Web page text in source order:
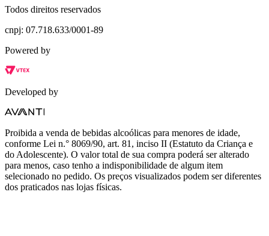
Todos direitos reservados
cnpj: 07.718.633/0001-89
Powered by
Developed by
Proibida a venda de bebidas alcoólicas para menores de idade,
conforme Lei n.° 8069/90, art. 81, inciso II (Estatuto da Criança e
do Adolescente). O valor total de sua compra poderá ser alterado
para menos, caso tenho a indisponibilidade de algum item
selecionado no pedido. Os preços visualizados podem ser diferentes
dos praticados nas lojas físicas.